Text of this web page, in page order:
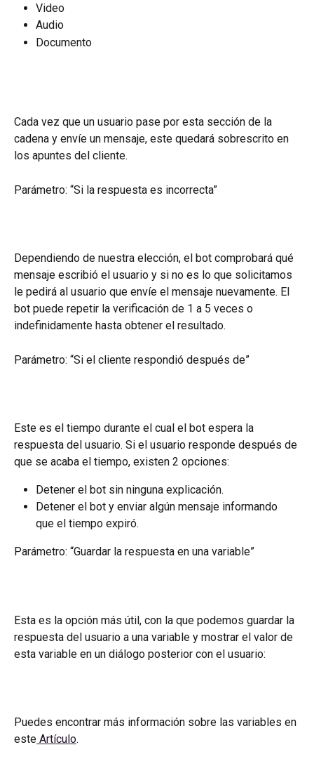
Video
Audio
Documento
Cada vez que un usuario pase por esta sección de la
cadena y envíe un mensaje, este quedará sobrescrito en
los apuntes del cliente.
Parámetro: “Si la respuesta es incorrecta”
Dependiendo de nuestra elección, el bot comprobará qué
mensaje escribió el usuario y si no es lo que solicitamos
le pedirá al usuario que envíe el mensaje nuevamente. El
bot puede repetir la verificación de 1 a 5 veces o
indefinidamente hasta obtener el resultado.
Parámetro: “Si el cliente respondió después de”
Este es el tiempo durante el cual el bot espera la
respuesta del usuario. Si el usuario responde después de
que se acaba el tiempo, existen 2 opciones:
Detener el bot sin ninguna explicación.
Detener el bot y enviar algún mensaje informando
que el tiempo expiró.
Parámetro: “Guardar la respuesta en una variable”
Esta es la opción más útil, con la que podemos guardar la
respuesta del usuario a una variable y mostrar el valor de
esta variable en un diálogo posterior con el usuario:
Puedes encontrar más información sobre las variables en
este Artículo.